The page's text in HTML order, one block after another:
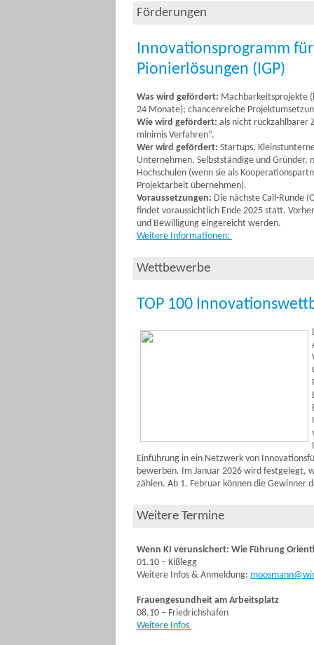
Förderungen
Innovationsprogramm
Pionierlösungen (IGP)
Was wird gefördert: Machbarkeitsprojekte
24 Monate); chancenreiche
Wie wird gefördert: als nicht rückzahlbarer
minimis Verfahren“.
Wer wird gefördert: Startups,
Unternehmen, Selbstständige und
Hochschulen (wenn sie als
Projektarbeit übernehmen).
Voraussetzungen: Die nächste Call-Runde
findet voraussichtlich Ende 2025 statt.
und Bewilligung eingereicht werden.
Weitere Informationen:
Wettbewerbe
TOP 100
Einführung in ein Netzwerk von
bewerben. Im Januar 2026 wird festgelegt,
zählen. Ab 1. Februar können die Gewinner
Weitere Termine
Wenn KI verunsichert: Wie Führung
01.10 – Kißlegg
Weitere Infos & Anmeldung:
Frauengesundheit am Arbeitsplatz
08.10 – Friedrichshafen
Weitere Infos